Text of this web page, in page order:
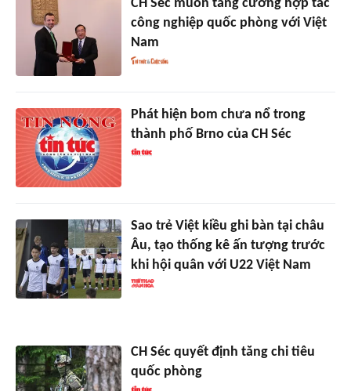
CH Séc muốn tăng cường hợp tác
công nghiệp quốc phòng với Việt
Nam
Phát hiện bom chưa nổ trong
thành phố Brno của CH Séc
Sao trẻ Việt kiều ghi bàn tại châu
Âu, tạo thống kê ấn tượng trước
khi hội quân với U22 Việt Nam
CH Séc quyết định tăng chi tiêu
quốc phòng